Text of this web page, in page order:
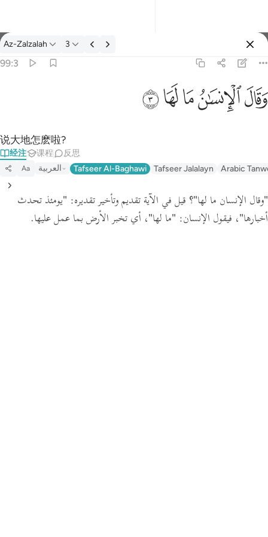
经注: Az-Zalzalah 99:3
Az-Zalzalah 3
99:3
ﱾﱿﲀﲁﲂ
说大地怎麽啦?
经注 课程 反思
Aa العربية Tafseer Al-Baghawi Tafseer Jalalayn Arabic
"وقال الإنسان ما لها"؟ قيل في الآية تقديم وتأخير تقديره: "يومئذ تحدث
أخبارها"، فيقول الإنسان: "ما لها"، أي تخبر الأرض بما عمل عليها.